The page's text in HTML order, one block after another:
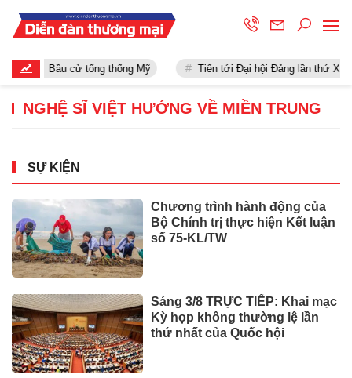
Bầu cử tổng thống Mỹ Tiến tới Đại hội Đảng lần thứ XIII
NGHỆ SĨ VIỆT HƯỚNG VỀ MIỀN TRUNG
SỰ KIỆN
Chương trình hành động của
Bộ Chính trị thực hiện Kết luận
số 75-KL/TW
Sáng 3/8 TRỰC TIẾP: Khai mạc
Kỳ họp không thường lệ lần
thứ nhất của Quốc hội